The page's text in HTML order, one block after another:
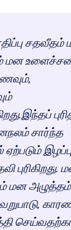
சதவீதம்
மன
சார்ந்த
புரிகிறது.
மன அழுத்தம்